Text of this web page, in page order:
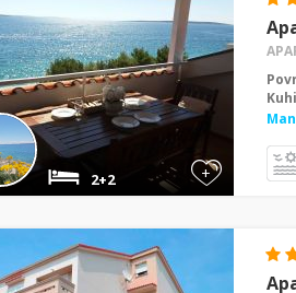
+
2+2